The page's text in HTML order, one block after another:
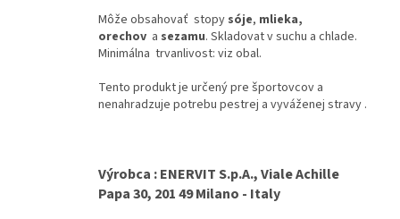
Môže obsahovať stopy sóje, mlieka,
orechov a sezamu. Skladovat v suchu a chlade.
Minimálna trvanlivost: viz obal.
Tento produkt je určený pre športovcov a
nenahradzuje potrebu pestrej a vyváženej stravy .
Výrobca : ENERVIT S.p.A., Viale Achille
Papa 30, 201 49 Milano - Italy